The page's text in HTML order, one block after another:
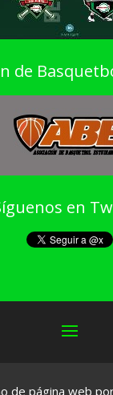
de
en
de página web